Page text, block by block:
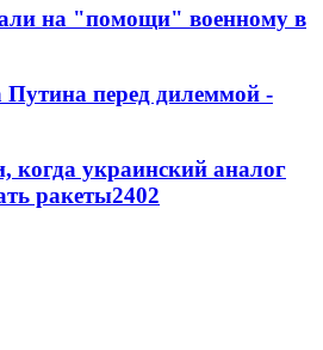
на "помощи" военному в
Путина перед дилеммой -
когда украинский аналог
ракеты2402